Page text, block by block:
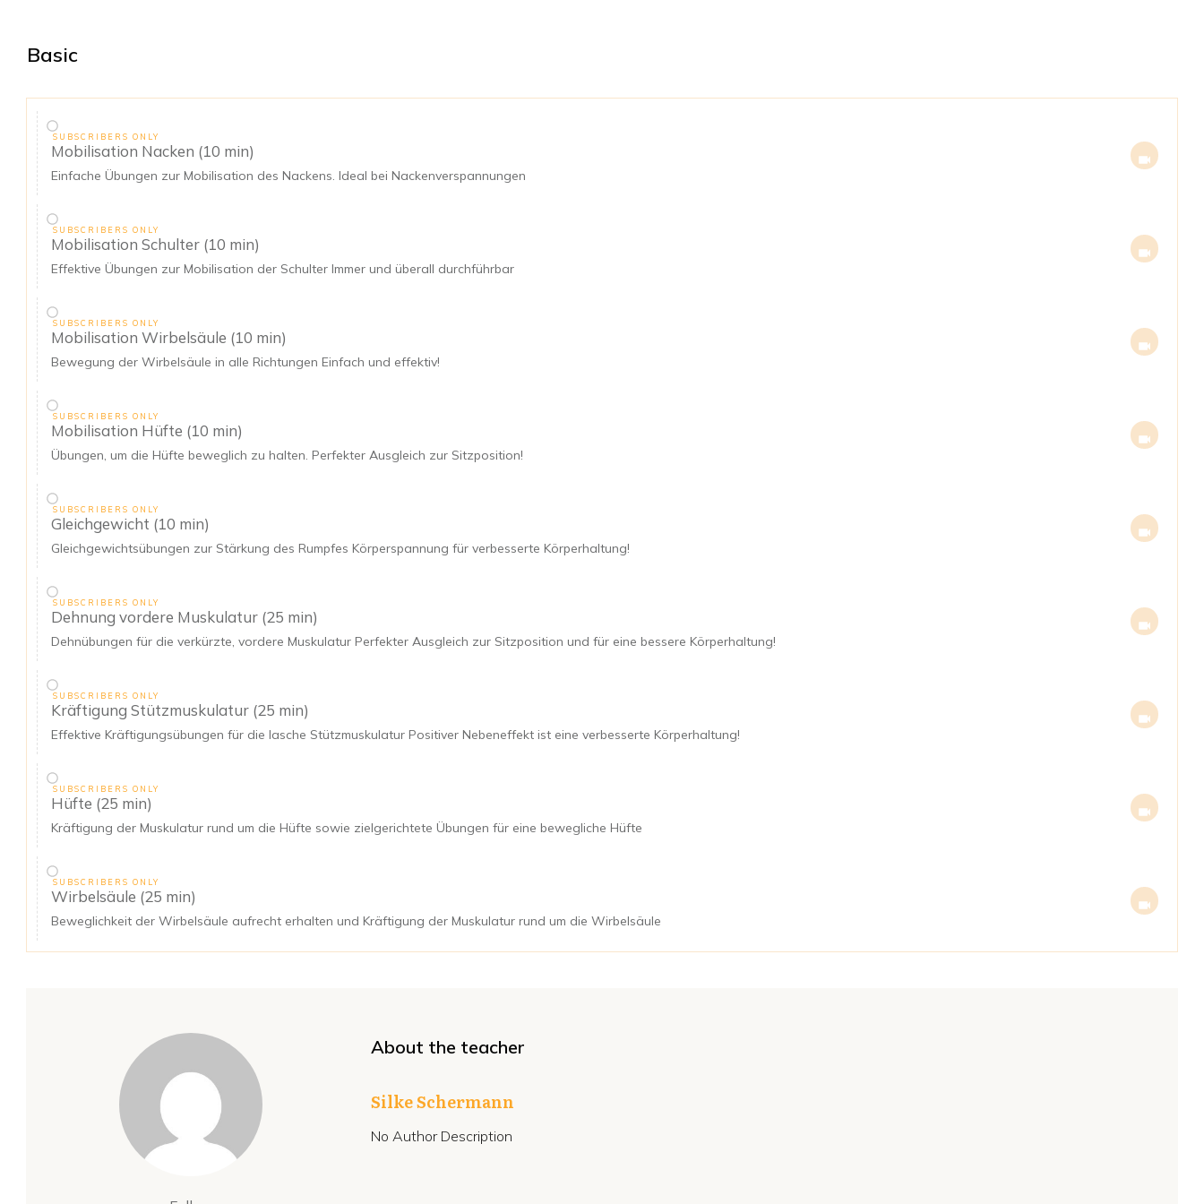
Basic
SUBSCRIBERS ONLY
Mobilisation Nacken (10 min)
Einfache Übungen zur Mobilisation des Nackens. Ideal bei Nackenverspannungen
SUBSCRIBERS ONLY
Mobilisation Schulter (10 min)
Effektive Übungen zur Mobilisation der Schulter Immer und überall durchführbar
SUBSCRIBERS ONLY
Mobilisation Wirbelsäule (10 min)
Bewegung der Wirbelsäule in alle Richtungen Einfach und effektiv!
SUBSCRIBERS ONLY
Mobilisation Hüfte (10 min)
Übungen, um die Hüfte beweglich zu halten. Perfekter Ausgleich zur Sitzposition!
SUBSCRIBERS ONLY
Gleichgewicht (10 min)
Gleichgewichtsübungen zur Stärkung des Rumpfes Körperspannung für verbesserte Körperhaltung!
SUBSCRIBERS ONLY
Dehnung vordere Muskulatur (25 min)
Dehnübungen für die verkürzte, vordere Muskulatur Perfekter Ausgleich zur Sitzposition und für eine bessere Körperhaltung!
SUBSCRIBERS ONLY
Kräftigung Stützmuskulatur (25 min)
Effektive Kräftigungsübungen für die lasche Stützmuskulatur Positiver Nebeneffekt ist eine verbesserte Körperhaltung!
SUBSCRIBERS ONLY
Hüfte (25 min)
Kräftigung der Muskulatur rund um die Hüfte sowie zielgerichtete Übungen für eine bewegliche Hüfte
SUBSCRIBERS ONLY
Wirbelsäule (25 min)
Beweglichkeit der Wirbelsäule aufrecht erhalten und Kräftigung der Muskulatur rund um die Wirbelsäule
About the teacher
Silke Schermann
No Author Description